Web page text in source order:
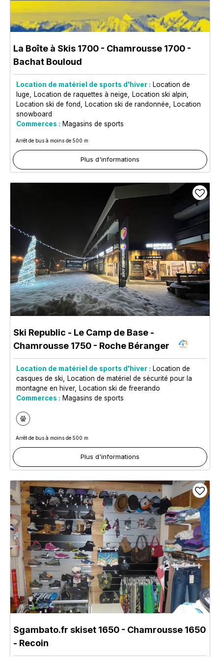
La Boîte à Skis 1700 - Chamrousse 1700 -
Bachat Bouloud
Location de matériel de sports d'hiver : Location de
luge
Location de raquettes à neige
Location ski alpin
Location ski de fond
Location ski de randonnée
Location
snowboard
Commerces : Magasins de sports
Arrêt de bus à moins de 500 m
Plus d'informations
Ski Republic - Le Camp de Base -
Chamrousse 1750 - Roche Béranger
Location de matériel de sports d'hiver : Location de
casques de ski
Location de matériel de sécurité pour la
montagne en hiver
Location ski de freerando
Commerces : Magasins de sports
Arrêt de bus à moins de 500 m
Plus d'informations
Sgambato.fr skiset 1650 - Chamrousse 1650
- Recoin